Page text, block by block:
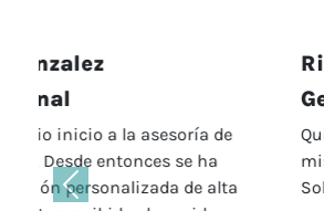
Ricardo Pérez López
Quiero extender en nombre
mis más sinceros
Soluciones Legales por la
Anterior